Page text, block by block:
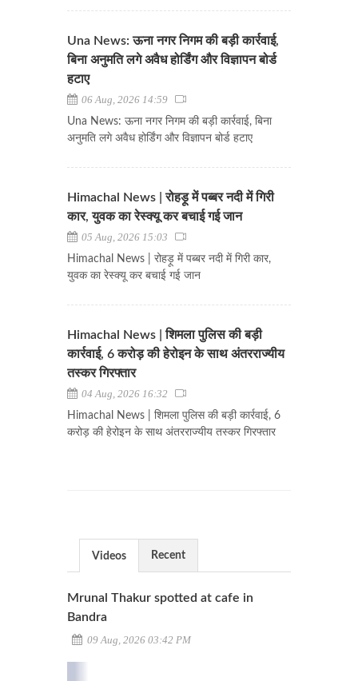
Una News: ऊना नगर निगम की बड़ी कार्रवाई,
बिना अनुमति लगे अवैध होर्डिंग और विज्ञापन बोर्ड
हटाए
06 Aug, 2026 14:59
Una News: ऊना नगर निगम की बड़ी कार्रवाई, बिना
अनुमति लगे अवैध होर्डिंग और विज्ञापन बोर्ड हटाए
Himachal News | रोहड़ू में पब्बर नदी में गिरी
कार, युवक का रेस्क्यू कर बचाई गई जान
05 Aug, 2026 15:03
Himachal News | रोहड़ू में पब्बर नदी में गिरी कार,
युवक का रेस्क्यू कर बचाई गई जान
Himachal News | शिमला पुलिस की बड़ी
कार्रवाई, 6 करोड़ की हेरोइन के साथ अंतरराज्यीय
तस्कर गिरफ्तार
04 Aug, 2026 16:32
Himachal News | शिमला पुलिस की बड़ी कार्रवाई, 6
करोड़ की हेरोइन के साथ अंतरराज्यीय तस्कर गिरफ्तार
Videos Recent
Mrunal Thakur spotted at cafe in
Bandra
09 Aug, 2026 03:42 PM